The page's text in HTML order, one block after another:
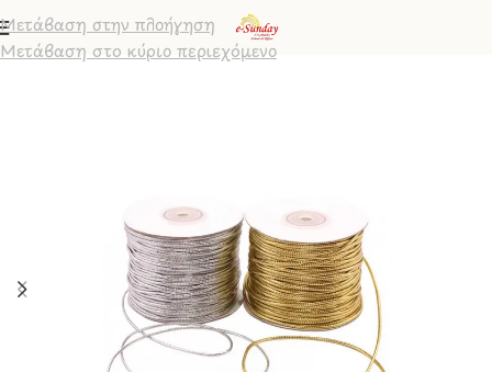
Μετάβαση στην πλοήγηση
Μετάβαση στο κύριο περιεχόμενο